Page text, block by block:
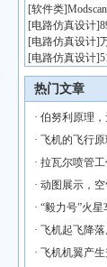
[软件类]
[电路仿真设计]
[电路仿真设计]
[电路仿真设计]
热门文章
· 伯努利原理
· 飞机的飞行
· 拉瓦尔喷管
· 动图展示，
· “毅力号”火
· 飞机起飞降落
· 飞机机翼产